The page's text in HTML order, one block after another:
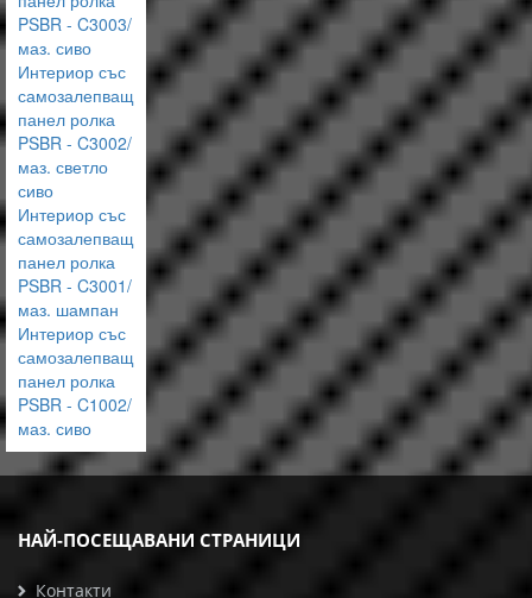
PSBR - C3003/
маз. сиво
Интериор със
самозалепващ
панел ролка
PSBR - C3002/
маз. светло
сиво
Интериор със
самозалепващ
панел ролка
PSBR - C3001/
маз. шампан
Интериор със
самозалепващ
панел ролка
PSBR - C1002/
маз. сиво
НАЙ-ПОСЕЩАВАНИ СТРАНИЦИ
Контакти